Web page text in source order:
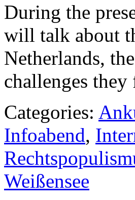
During the
will talk about
Netherlands,
challenges they
Categories:
Infoabend,
Weißensee